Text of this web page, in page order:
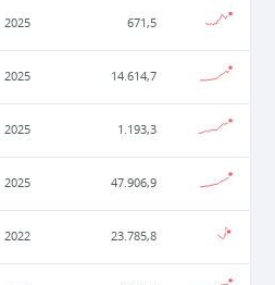
2025 671,5
2025 14.614,7
2025 1.193,3
2025 47.906,9
2022 23.785,8